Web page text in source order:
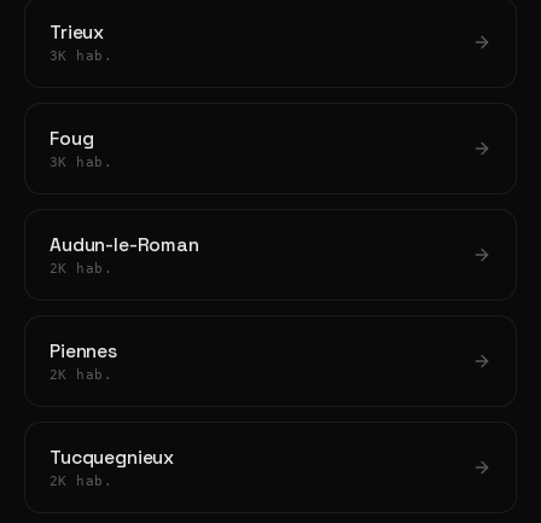
Trieux
3K hab.
Foug
3K hab.
Audun-le-Roman
2K hab.
Piennes
2K hab.
Tucquegnieux
2K hab.